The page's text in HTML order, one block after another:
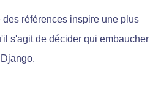
références inspire une plus
s'agit de décider qui embaucher